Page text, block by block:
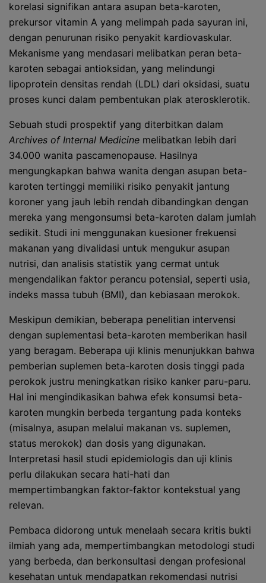
korelasi signifikan antara asupan beta-karoten,
prekursor vitamin A yang melimpah pada sayuran ini,
dengan penurunan risiko penyakit kardiovaskular.
Mekanisme yang mendasari melibatkan peran beta-
karoten sebagai antioksidan, yang melindungi
lipoprotein densitas rendah (LDL) dari oksidasi, suatu
proses kunci dalam pembentukan plak aterosklerotik.
Sebuah studi prospektif yang diterbitkan dalam
Archives of Internal Medicine melibatkan lebih dari
34.000 wanita pascamenopause. Hasilnya
mengungkapkan bahwa wanita dengan asupan beta-
karoten tertinggi memiliki risiko penyakit jantung
koroner yang jauh lebih rendah dibandingkan dengan
mereka yang mengonsumsi beta-karoten dalam jumlah
sedikit. Studi ini menggunakan kuesioner frekuensi
makanan yang divalidasi untuk mengukur asupan
nutrisi, dan analisis statistik yang cermat untuk
mengendalikan faktor perancu potensial, seperti usia,
indeks massa tubuh (BMI), dan kebiasaan merokok.
Meskipun demikian, beberapa penelitian intervensi
dengan suplementasi beta-karoten memberikan hasil
yang beragam. Beberapa uji klinis menunjukkan bahwa
pemberian suplemen beta-karoten dosis tinggi pada
perokok justru meningkatkan risiko kanker paru-paru.
Hal ini mengindikasikan bahwa efek konsumsi beta-
karoten mungkin berbeda tergantung pada konteks
(misalnya, asupan melalui makanan vs. suplemen,
status merokok) dan dosis yang digunakan.
Interpretasi hasil studi epidemiologis dan uji klinis
perlu dilakukan secara hati-hati dan
mempertimbangkan faktor-faktor kontekstual yang
relevan.
Pembaca didorong untuk menelaah secara kritis bukti
ilmiah yang ada, mempertimbangkan metodologi studi
yang berbeda, dan berkonsultasi dengan profesional
kesehatan untuk mendapatkan rekomendasi nutrisi